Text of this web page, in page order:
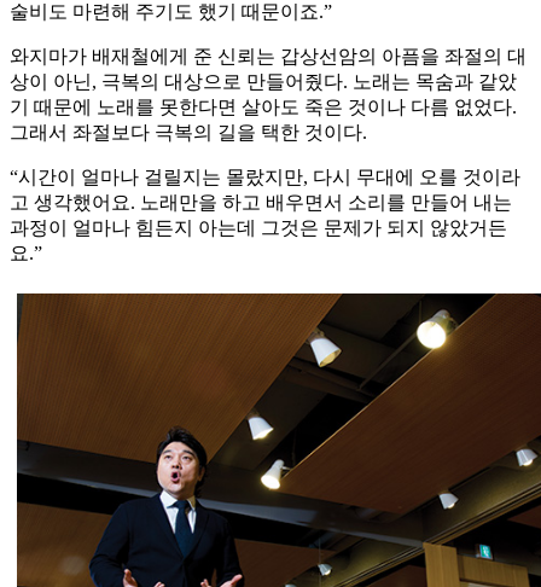
술비도 마련해 주기도 했기 때문이죠.”
와지마가 배재철에게 준 신뢰는 갑상선암의 아픔을 좌절의 대
상이 아닌, 극복의 대상으로 만들어줬다. 노래는 목숨과 같았
기 때문에 노래를 못한다면 살아도 죽은 것이나 다름 없었다.
그래서 좌절보다 극복의 길을 택한 것이다.
“시간이 얼마나 걸릴지는 몰랐지만, 다시 무대에 오를 것이라
고 생각했어요. 노래만을 하고 배우면서 소리를 만들어 내는
과정이 얼마나 힘든지 아는데 그것은 문제가 되지 않았거든
요.”